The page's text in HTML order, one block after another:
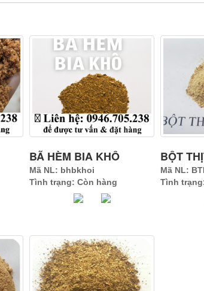
BÃ HÈM BIA KHÔ
Mã NL: bhbkhoi
Tình trạng: Còn hàng
BỘT
Mã NL:
Tình